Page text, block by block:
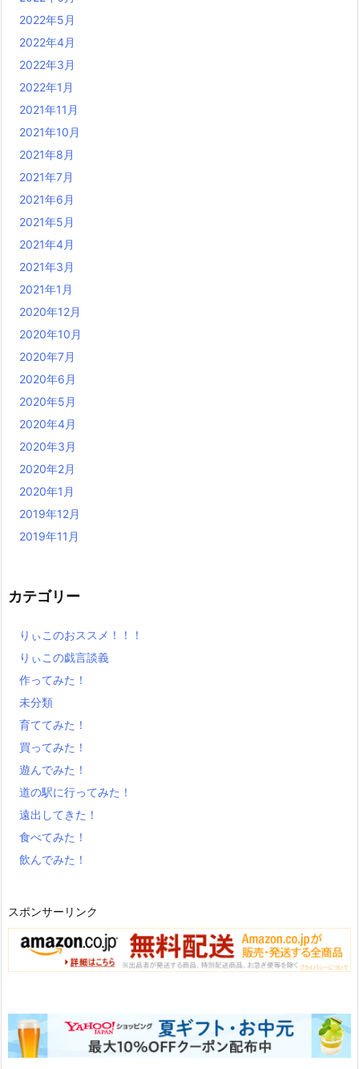
2022年5月
2022年4月
2022年3月
2022年1月
2021年11月
2021年10月
2021年8月
2021年7月
2021年6月
2021年5月
2021年4月
2021年3月
2021年1月
2020年12月
2020年10月
2020年7月
2020年6月
2020年5月
2020年4月
2020年3月
2020年2月
2020年1月
2019年12月
2019年11月
カテゴリー
りぃこのおススメ！！！
りぃこの戯言談義
作ってみた！
未分類
育ててみた！
買ってみた！
遊んでみた！
道の駅に行ってみた！
遠出してきた！
食べてみた！
飲んでみた！
スポンサーリンク